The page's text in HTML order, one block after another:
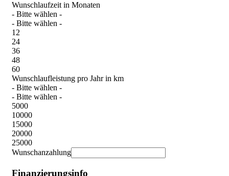
Wunschlaufzeit in Monaten
- Bitte wählen -
- Bitte wählen -
12
24
36
48
60
Wunschlaufleistung pro Jahr in km
- Bitte wählen -
- Bitte wählen -
5000
10000
15000
20000
25000
Wunschanzahlung
Finanzierungsinfo